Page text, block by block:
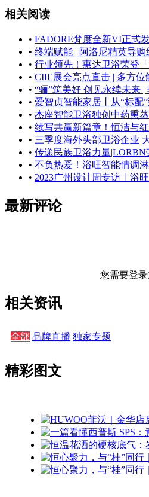
相关阅读
• FADORE梵度全新VI正式
• 终端赋能 | 阿洛尼精英导
• 行业领先！惠达卫浴荣登
• CIIE展会亮点直击 | 多方
• “骊”筑美好 创见永续未来
• 爱智贞智能家居丨从“标配
• 杰座智能卫浴独创中药熏
• 续写共赢新篇章！恒洁与
• 三季度海外头部卫浴企业
• 传递民族卫浴力量
• 不负热爱！浴旺智能情调
• 2023广州设计周专访丨浴
最新评论
您需要登
相关资讯
全部 品牌直播 独家专题
精彩图文